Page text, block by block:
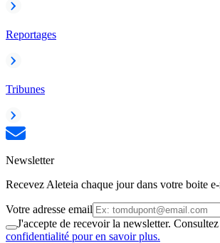
Reportages
Tribunes
Newsletter
Recevez Aleteia chaque jour dans votre boite
Votre adresse email
J'accepte de recevoir la newsletter.
confidentialité pour en savoir plus.